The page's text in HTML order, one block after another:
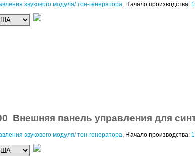
звукового модуля/ тон-генератора, Начало производства:
Внешняя панель управления для
звукового модуля/ тон-генератора, Начало производства: